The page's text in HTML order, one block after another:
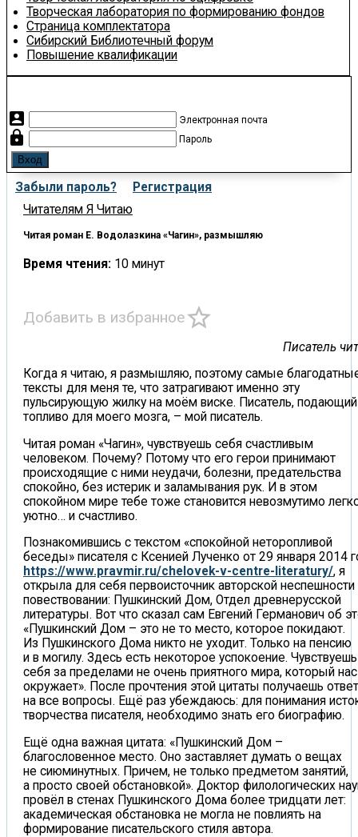
Творческая лаборатория по формированию фондов
Страница комплектатора
Сибирский Библиотечный форум
Повышение квалификации
account_box Электронная почта
lock Пароль
Забыли пароль?
Регистрация
Читателям Я Читаю
Читая роман Е. Водолазкина «Чагин», размышляю
Время чтения: 10 минут
Добавить в избранноеstar_border
Писатель
Когда я читаю, я размышляю, поэтому самые
тексты для меня те, что затрагивают именно эту
пульсирующую жилку на моём виске. Писатель, подающий
топливо для моего мозга, – мой писатель.
Читая роман «Чагин», чувствуешь себя счастливым
человеком. Почему? Потому что его герои принимают
происходящие с ними неудачи, болезни, предательства
спокойно, без истерик и заламывания рук. И в этом
спокойном мире тебе тоже становится невозмутимо
уютно… и счастливо.
Познакомившись с текстом «спокойной неторопливой
беседы» писателя с Ксенией Лученко от 29 января 2014
https://www.pravmir.ru/chelovek-v-centre-literatury/, я
открыла для себя первоисточник авторской неспешности
повествовании: Пушкинский Дом, Отдел древнерусской
литературы. Вот что сказал сам Евгений Германович об
«Пушкинский Дом – это не то место, которое покидают.
Из Пушкинского Дома никто не уходит. Только на пенсию
и в могилу. Здесь есть некоторое успокоение. Чувствуешь
себя за пределами не очень приятного мира, который нас
окружает». После прочтения этой цитаты получаешь
на все вопросы. Ещё раз убеждаюсь: для понимания
творчества писателя, необходимо знать его биографию.
Ещё одна важная цитата: «Пушкинский Дом –
благословенное место. Оно заставляет думать о вещах
не сиюминутных. Причем, не только предметом занятий,
а просто своей обстановкой». Доктор филологических
провёл в стенах Пушкинского Дома более тридцати лет:
академическая обстановка не могла не повлиять на
формирование писательского стиля автора.